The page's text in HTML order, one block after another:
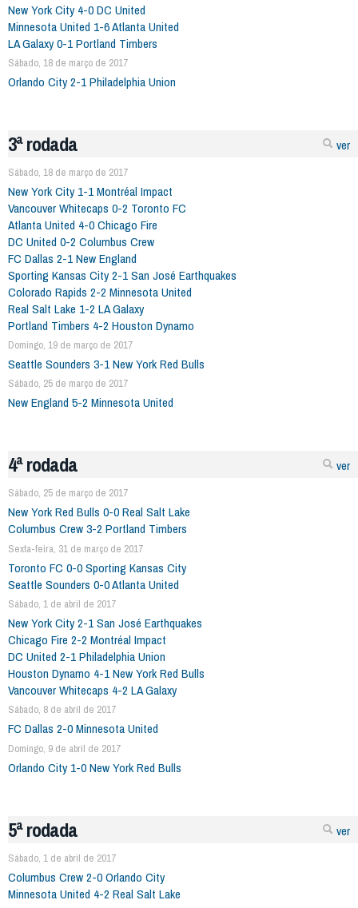
New York City 4-0 DC United
Minnesota United 1-6 Atlanta United
LA Galaxy 0-1 Portland Timbers
Sábado, 18 de março de 2017
Orlando City 2-1 Philadelphia Union
ver
3ª rodada
Sábado, 18 de março de 2017
New York City 1-1 Montréal Impact
Vancouver Whitecaps 0-2 Toronto FC
Atlanta United 4-0 Chicago Fire
DC United 0-2 Columbus Crew
FC Dallas 2-1 New England
Sporting Kansas City 2-1 San José Earthquakes
Colorado Rapids 2-2 Minnesota United
Real Salt Lake 1-2 LA Galaxy
Portland Timbers 4-2 Houston Dynamo
Domingo, 19 de março de 2017
Seattle Sounders 3-1 New York Red Bulls
Sábado, 25 de março de 2017
New England 5-2 Minnesota United
ver
4ª rodada
Sábado, 25 de março de 2017
New York Red Bulls 0-0 Real Salt Lake
Columbus Crew 3-2 Portland Timbers
Sexta-feira, 31 de março de 2017
Toronto FC 0-0 Sporting Kansas City
Seattle Sounders 0-0 Atlanta United
Sábado, 1 de abril de 2017
New York City 2-1 San José Earthquakes
Chicago Fire 2-2 Montréal Impact
DC United 2-1 Philadelphia Union
Houston Dynamo 4-1 New York Red Bulls
Vancouver Whitecaps 4-2 LA Galaxy
Sábado, 8 de abril de 2017
FC Dallas 2-0 Minnesota United
Domingo, 9 de abril de 2017
Orlando City 1-0 New York Red Bulls
ver
5ª rodada
Sábado, 1 de abril de 2017
Columbus Crew 2-0 Orlando City
Minnesota United 4-2 Real Salt Lake